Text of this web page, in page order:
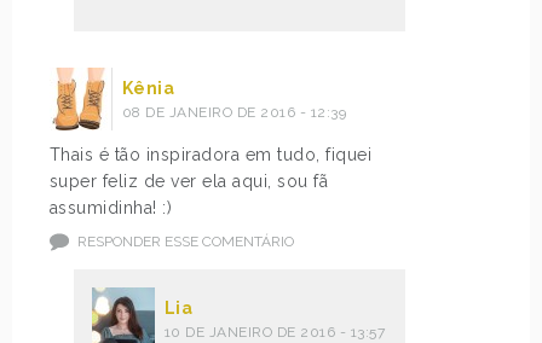
Kênia
08 DE JANEIRO DE 2016 - 12:39
Thais é tão inspiradora em tudo, fiquei
super feliz de ver ela aqui, sou fã
assumidinha! :)
RESPONDER ESSE COMENTÁRIO
Lia
10 DE JANEIRO DE 2016 - 13:57